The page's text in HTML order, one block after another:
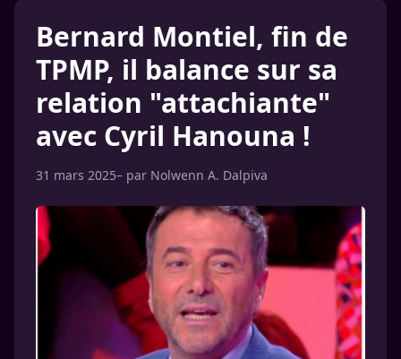
Bernard Montiel, fin de
TPMP, il balance sur sa
relation "attachiante"
avec Cyril Hanouna !
31 mars 2025– par Nolwenn A. Dalpiva